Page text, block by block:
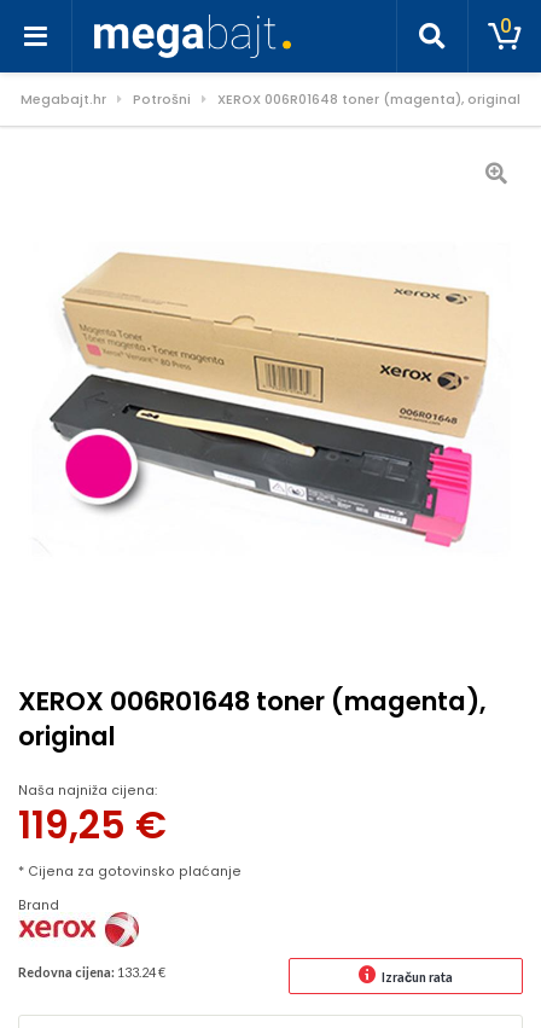
0
Megabajt.hr Potrošni XEROX 006R01648 toner (magenta), original
XEROX 006R01648 toner (magenta),
original
Naša najniža cijena:
119,25 €
* Cijena za gotovinsko plaćanje
Brand
Redovna cijena: 133.24 € Izračun rata